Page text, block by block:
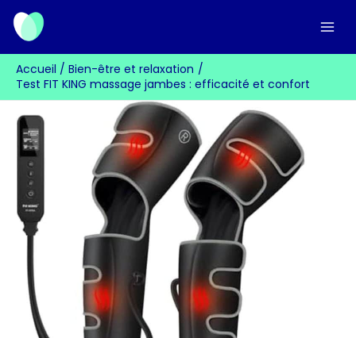
Aller
contenu
Accueil
Bien-être et relaxation
Test FIT KING massage jambes : efficacité et confort